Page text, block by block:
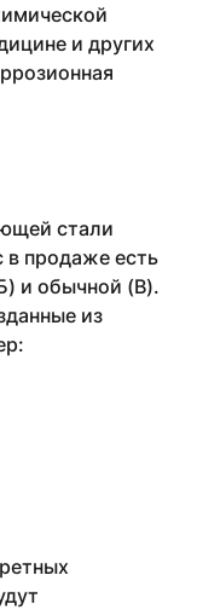
и других
стали
в продаже есть
и обычной (В).
из